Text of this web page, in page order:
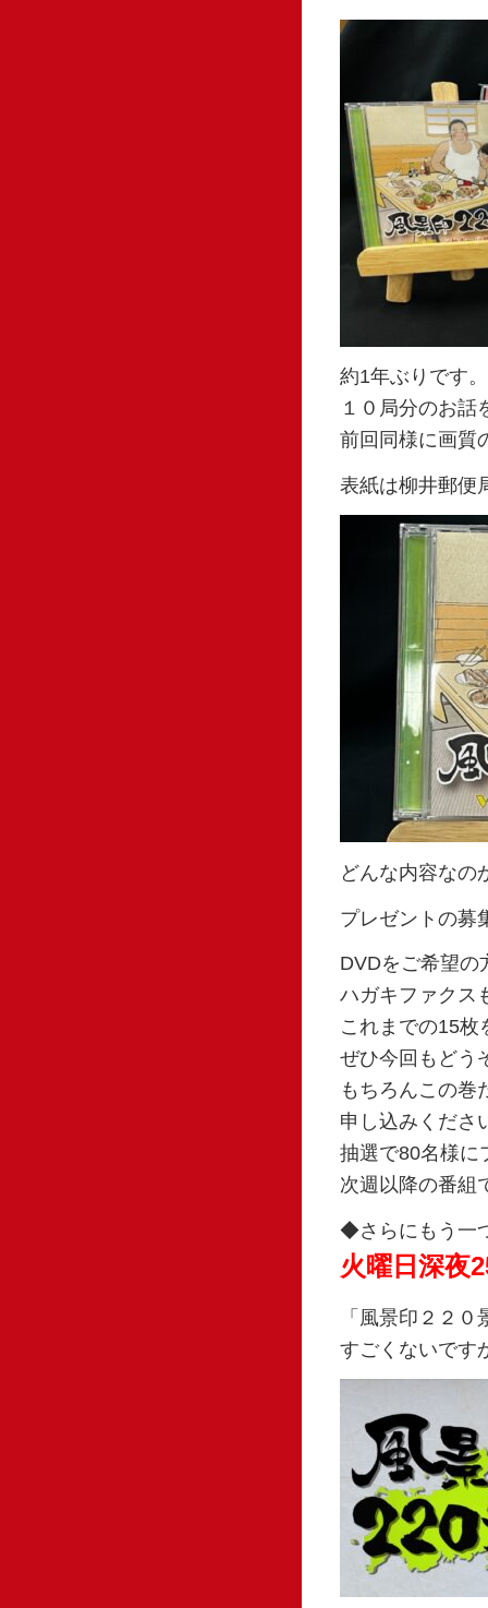
約1年ぶりです
１０局分のお話
前回同様に画質
表紙は柳井郵便
どんな内容なの
プレゼントの募
DVDをご希望の
ハガキファクス
これまでの15枚
ぜひ今回もどう
もちろんこの巻
申し込みくださ
抽選で80名様に
次週以降の番組
◆さらにもう一
火曜日深夜
「風景印２２
すごくないです